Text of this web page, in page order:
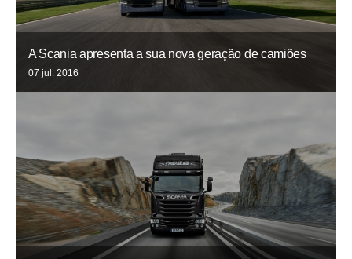
A Scania apresenta a sua nova geração de camiões
07 jul. 2016